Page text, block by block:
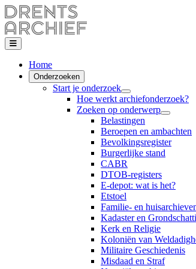
Home
Onderzoeken
Start je onderzoek
Hoe werkt archiefonderzoek?
Zoeken op onderwerp
Belastingen
Beroepen en ambachten
Bevolkingsregister
Burgerlijke stand
CABR
DTOB-registers
E-depot: wat is het?
Etstoel
Familie- en
Kadaster en
Kerk en Religie
Koloniën van
Militaire Geschiedenis
Misdaad en Straf